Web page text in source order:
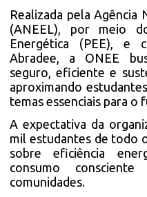
Realizada pela Agência
(ANEEL), por meio
Energética (PEE), e
Abradee, a ONEE
seguro, eficiente e
aproximando
temas essenciais para o
A expectativa da
mil estudantes de todo
sobre eficiência
consumo
comunidades.